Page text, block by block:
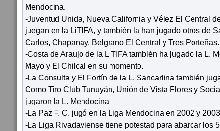
Mendocina.
-Juventud Unida, Nueva California y Vélez El Central
juegan en la LiTIFA, y también la han jugado otros de
Carlos, Chapanay, Belgrano El Central y Tres Porteñas.
-Costa de Araujo de la LiTIFA también ha jugado la L.
Mayo y El Chilcal en su momento.
-La Consulta y El Fortín de la L. Sancarlina también
Como Tiro Club Tunuyán, Unión de Vista Flores y
jugaron la L. Mendocina.
-La Paz F. C. jugó en la Liga Mendocina en 2002 y
-La Liga Rivadaviense tiene potestad para abarcar los